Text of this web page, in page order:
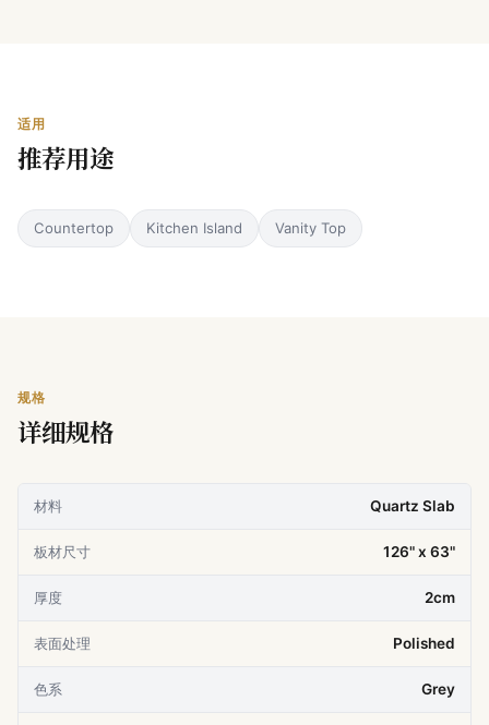
适用
推荐用途
Countertop Kitchen Island Vanity Top
规格
详细规格
材料 Quartz Slab
板材尺寸 126" x 63"
厚度 2cm
表面处理 Polished
色系 Grey